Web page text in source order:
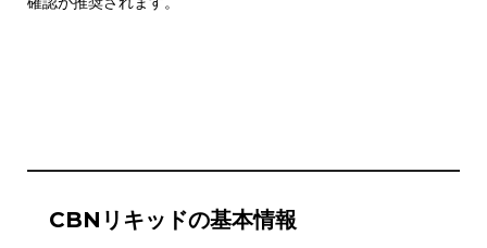
CBNリキッドの基本情報